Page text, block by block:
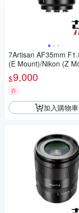
7Artisan AF35mm
(E Mount)/Nikon (Z
司貨
$9,000
券
加入購物車